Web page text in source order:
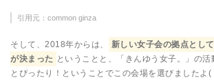
引用元：common ginza
そして、2018年からは、
新しい女子会の拠点とし
が決まった ということと、「きんゆう女子。」の活
とぴったり！ということでこの会場を選びましたよ(